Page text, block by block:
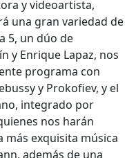
y videoartista,
una gran variedad de
5, un dúo de
y Enrique Lapaz, nos
programa con
y Prokofiev, y el
integrado por
nos harán
exquisita música
además de una